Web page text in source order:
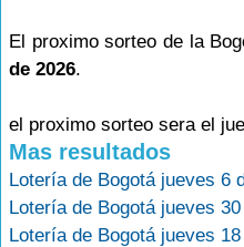
El proximo sorteo de la
de 2026.
el proximo sorteo sera el
Mas resultados
Lotería de Bogotá jueves 6
Lotería de Bogotá jueves
Lotería de Bogotá jueves